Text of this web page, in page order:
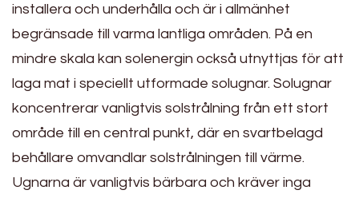
installera och underhålla och är i allmänhet
begränsade till varma lantliga områden. På en
mindre skala kan solenergin också utnyttjas för att
laga mat i speciellt utformade solugnar. Solugnar
koncentrerar vanligtvis solstrålning från ett stort
område till en central punkt, där en svartbelagd
behållare omvandlar solstrålningen till värme.
Ugnarna är vanligtvis bärbara och kräver inga